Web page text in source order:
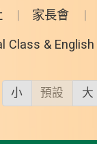
家長會
Class &
小 預設 大